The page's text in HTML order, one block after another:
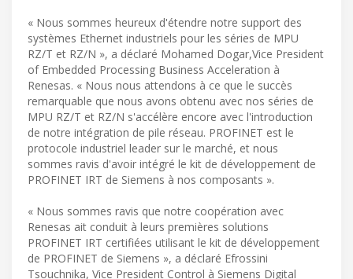
« Nous sommes heureux d'étendre notre support des
systèmes Ethernet industriels pour les séries de MPU
RZ/T et RZ/N », a déclaré Mohamed Dogar,Vice President
of Embedded Processing Business Acceleration à
Renesas. « Nous nous attendons à ce que le succès
remarquable que nous avons obtenu avec nos séries de
MPU RZ/T et RZ/N s'accélère encore avec l'introduction
de notre intégration de pile réseau. PROFINET est le
protocole industriel leader sur le marché, et nous
sommes ravis d'avoir intégré le kit de développement de
PROFINET IRT de Siemens à nos composants ».
« Nous sommes ravis que notre coopération avec
Renesas ait conduit à leurs premières solutions
PROFINET IRT certifiées utilisant le kit de développement
de PROFINET de Siemens », a déclaré Efrossini
Tsouchnika, Vice President Control à Siemens Digital